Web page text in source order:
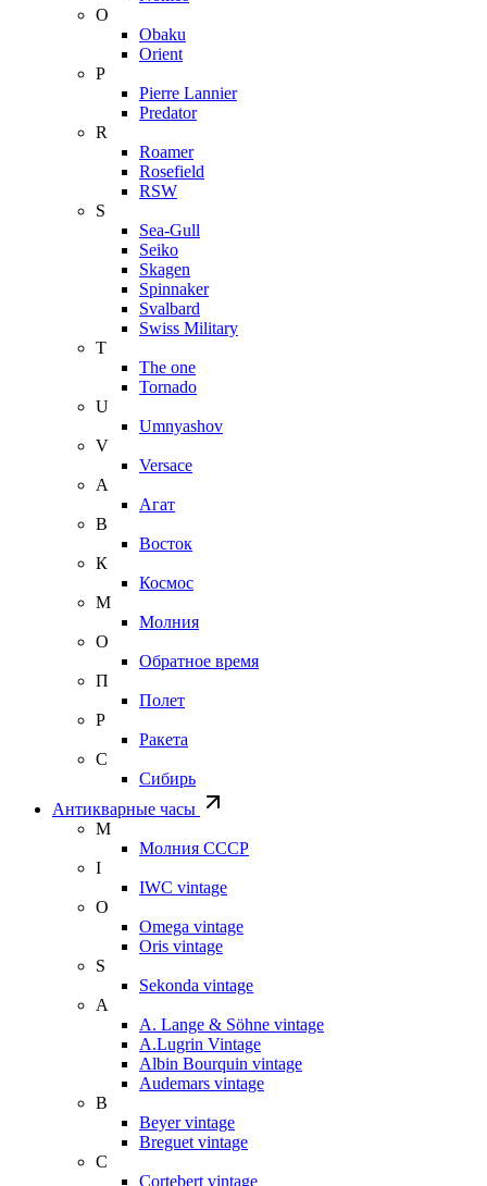
O
Obaku
Orient
P
Pierre Lannier
Predator
R
Roamer
Rosefield
RSW
S
Sea-Gull
Seiko
Skagen
Spinnaker
Svalbard
Swiss Military
T
The one
Tornado
U
Umnyashov
V
Versace
А
Агат
В
Восток
К
Космос
М
Молния
О
Обратное время
П
Полет
Р
Ракета
С
Сибирь
Антикварные часы
М
Молния СССР
I
IWC vintage
O
Omega vintage
Oris vintage
S
Sekonda vintage
A
A. Lange & Söhne vintage
A.Lugrin Vintage
Albin Bourquin vintage
Audemars vintage
B
Beyer vintage
Breguet vintage
C
Cortebert vintage